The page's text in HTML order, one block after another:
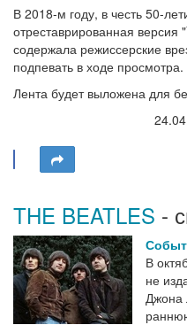
В 2018-м году, в честь 50-
отреставрированная
содержала режиссерские
подпевать в ходе просмотра.
Лента будет выложена для
THE BEATLES -
В
не
Джона